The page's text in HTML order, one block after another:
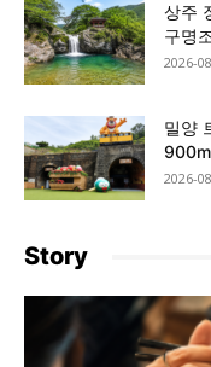
상주
구명
2026-
밀양
900m
2026-
Story